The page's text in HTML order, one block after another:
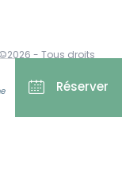
Réserver
- Tous droits